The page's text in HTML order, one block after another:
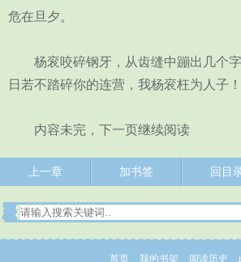
危在旦夕。
杨衮咬碎钢牙，从齿缝中蹦出几个字
日若不踏碎你的连营，我杨衮枉为人子！
内容未完，下一页继续阅读
上一章 加书签 回目
首页 我的书架 阅读历史